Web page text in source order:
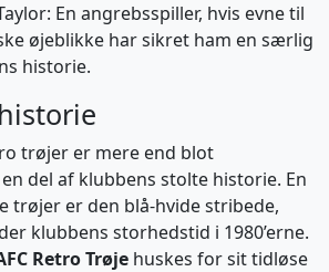
En angrebsspiller, hvis evne til
øjeblikke har sikret ham en særlig
historie.
trøjer er mere end blot
del af klubbens stolte historie. En
trøjer er den blå-hvide stribede,
klubbens storhedstid i 1980’erne.
Retro Trøje huskes for sit tidløse